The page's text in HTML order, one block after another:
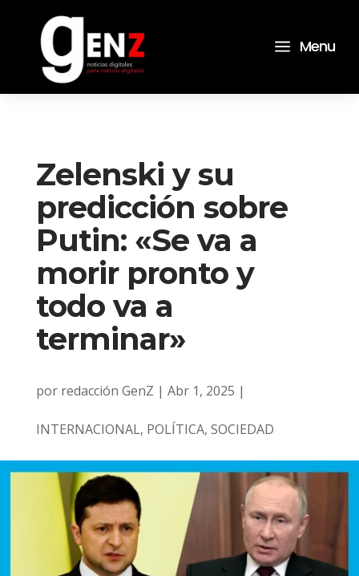
a Menu
Zelenski y su
predicción sobre
Putin: «Se va a
morir pronto y
todo va a
terminar»
por redacción GenZ | Abr 1, 2025 |
INTERNACIONAL, POLÍTICA, SOCIEDAD